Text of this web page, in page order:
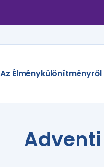
Az Élménykülönítményről